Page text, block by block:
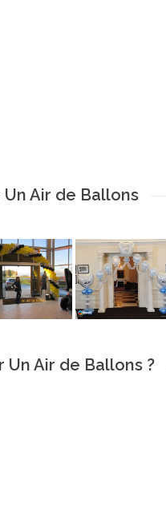
Air de Ballons
Un Air de Ballons ?